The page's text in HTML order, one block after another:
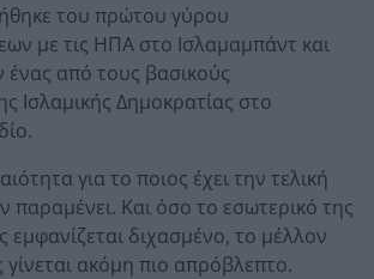
του πρώτου γύρου
με τις ΗΠΑ στο Ισλαμαμπάντ και
ένας από τους βασικούς
Ισλαμικής Δημοκρατίας στο
για το ποιος έχει την τελική
παραμένει. Και όσο το εσωτερικό της
εμφανίζεται διχασμένο, το μέλλον
ακόμη πιο απρόβλεπτο.